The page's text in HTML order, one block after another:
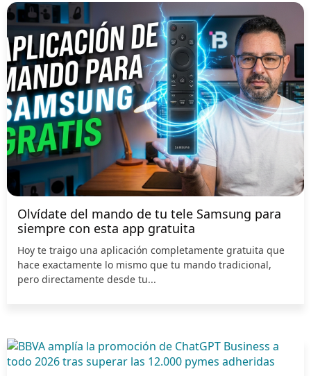
Olvídate del mando de tu tele Samsung para
siempre con esta app gratuita
Hoy te traigo una aplicación completamente gratuita que
hace exactamente lo mismo que tu mando tradicional,
pero directamente desde tu...